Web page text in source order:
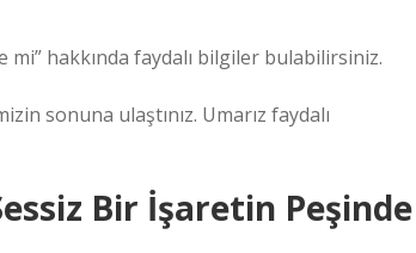
mi” hakkında faydalı bilgiler bulabilirsiniz.
sonuna ulaştınız. Umarız faydalı
Bir İşaretin Peşinde